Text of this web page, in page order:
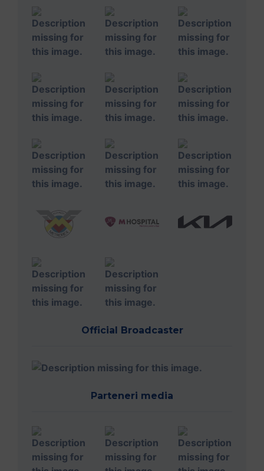
Official Broadcaster
Parteneri media